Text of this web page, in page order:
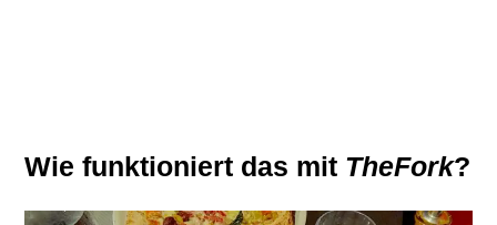
Wie funktioniert das mit TheFork?